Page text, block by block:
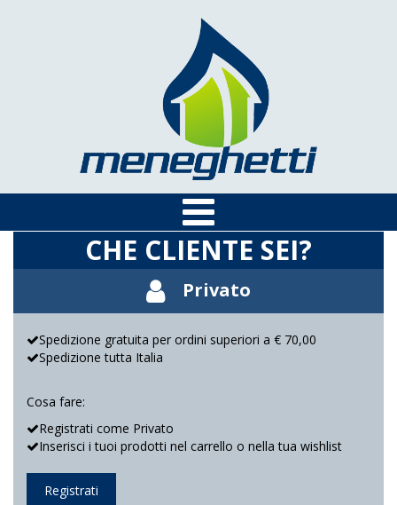
CHE CLIENTE SEI?
Privato
Spedizione gratuita per ordini superiori a € 70,00
Spedizione tutta Italia
Cosa fare:
Registrati come Privato
Inserisci i tuoi prodotti nel carrello o nella tua wishlist
Registrati